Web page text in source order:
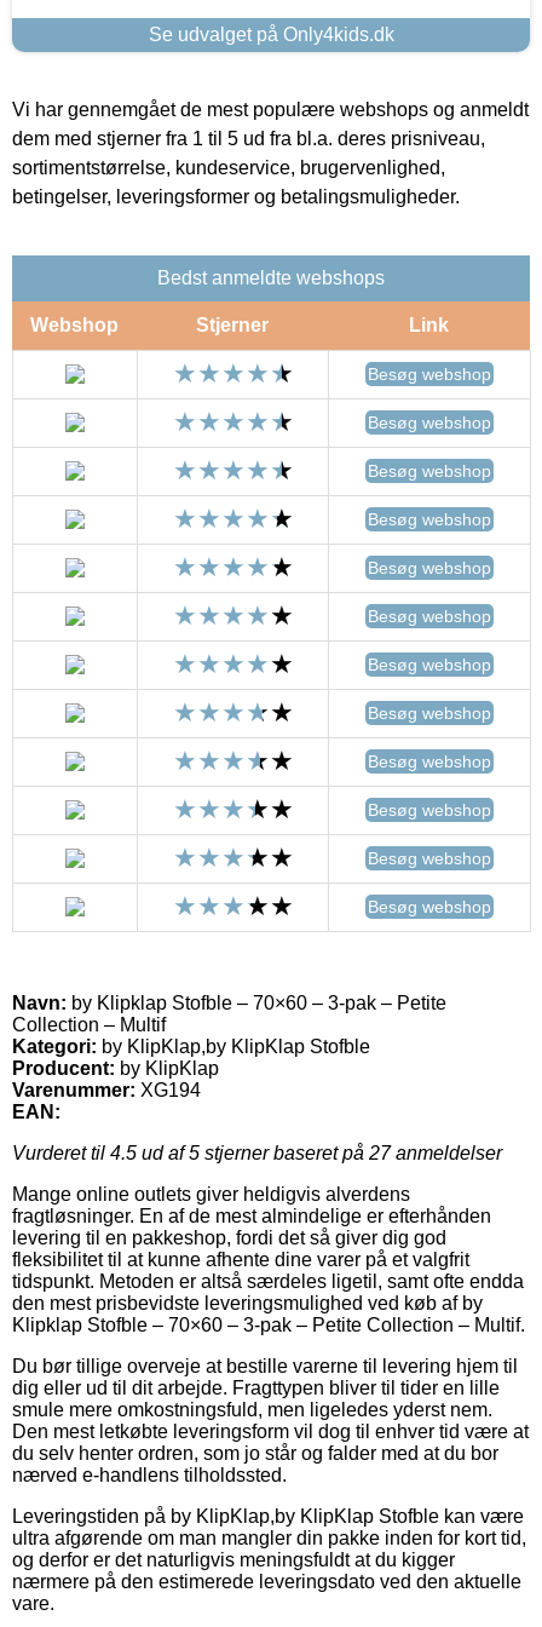
Se udvalget på Only4kids.dk
Vi har gennemgået de mest populære webshops og anmeldt
dem med stjerner fra 1 til 5 ud fra bl.a. deres prisniveau,
sortimentstørrelse, kundeservice, brugervenlighed,
betingelser, leveringsformer og betalingsmuligheder.
Bedst anmeldte webshops
Webshop Stjerner Link
Besøg webshop
Besøg webshop
Besøg webshop
Besøg webshop
Besøg webshop
Besøg webshop
Besøg webshop
Besøg webshop
Besøg webshop
Besøg webshop
Besøg webshop
Besøg webshop
Navn: by Klipklap Stofble – 70×60 – 3-pak – Petite
Collection – Multif
Kategori: by KlipKlap,by KlipKlap Stofble
Producent: by KlipKlap
Varenummer: XG194
EAN:
Vurderet til 4.5 ud af 5 stjerner baseret på 27anmeldelser
Mange online outlets giver heldigvis alverdens
fragtløsninger. En af de mest almindelige er efterhånden
levering til en pakkeshop, fordi det så giver dig god
fleksibilitet til at kunne afhente dine varer på et valgfrit
tidspunkt. Metoden er altså særdeles ligetil, samt ofte endda
den mest prisbevidste leveringsmulighed ved køb af by
Klipklap Stofble – 70×60 – 3-pak – Petite Collection – Multif.
Du bør tillige overveje at bestille varerne til levering hjem til
dig eller ud til dit arbejde. Fragttypen bliver til tider en lille
smule mere omkostningsfuld, men ligeledes yderst nem.
Den mest letkøbte leveringsform vil dog til enhver tid være at
du selv henter ordren, som jo står og falder med at du bor
nærved e-handlens tilholdssted.
Leveringstiden på by KlipKlap,by KlipKlap Stofble kan være
ultra afgørende om man mangler din pakke inden for kort tid,
og derfor er det naturligvis meningsfuldt at du kigger
nærmere på den estimerede leveringsdato ved den aktuelle
vare.